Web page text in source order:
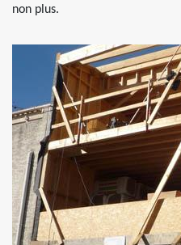
non plus.